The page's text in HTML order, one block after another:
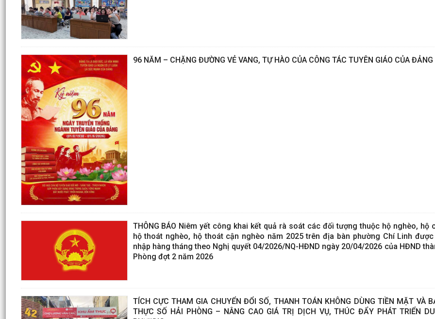
96 NĂM – CHẶNG ĐƯỜNG VẺ VANG, TỰ HÀO CỦA CÔNG TÁC TUYÊN GIÁO CỦA ĐẢNG
THÔNG BÁO Niêm yết công khai kết quả rà soát các đối tượng thuộc hộ nghèo, hộ
hộ thoát nghèo, hộ thoát cận nghèo năm 2025 trên địa bàn phường Chí Linh
nhập hàng tháng theo Nghị quyết 04/2026/NQ-HĐND ngày 20/04/2026 của HĐND
Phòng đợt 2 năm 2026
TÍCH CỰC THAM GIA CHUYỂN ĐỔI SỐ, THANH TOÁN KHÔNG DÙNG TIỀN MẶT VÀ
THỰC SỐ HẢI PHÒNG – NÂNG CAO GIÁ TRỊ DỊCH VỤ, THÚC ĐẨY PHÁT TRIỂN